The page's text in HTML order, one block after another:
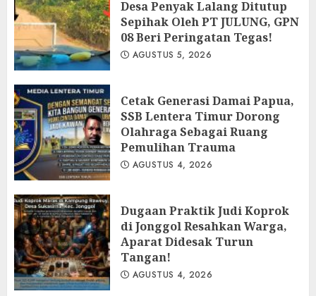
Desa Penyak Lalang Ditutup
Sepihak Oleh PT JULUNG, GPN
08 Beri Peringatan Tegas!
AGUSTUS 5, 2026
Cetak Generasi Damai Papua,
SSB Lentera Timur Dorong
Olahraga Sebagai Ruang
Pemulihan Trauma
AGUSTUS 4, 2026
Dugaan Praktik Judi Koprok
di Jonggol Resahkan Warga,
Aparat Didesak Turun
Tangan!
AGUSTUS 4, 2026